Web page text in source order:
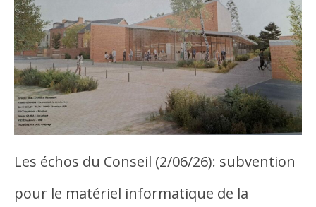
Les échos du Conseil (2/06/26): subvention
pour le matériel informatique de la